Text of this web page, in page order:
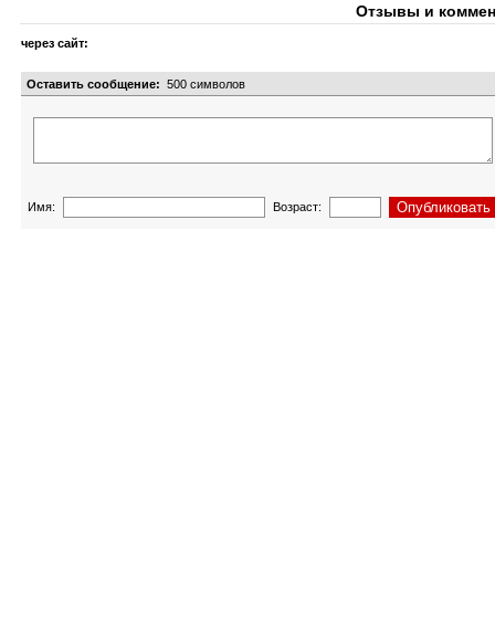
Отзывы и
через сайт:
Оставить сообщение: 500 символов
Имя: Возраст: